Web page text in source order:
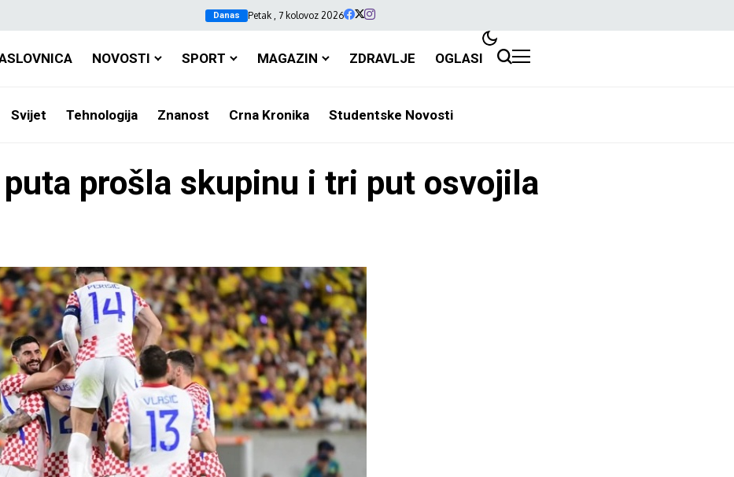
Danas Petak , 7 kolovoz 2026
NOVOSTI SPORT MAGAZIN ZDRAVLJE OGLASI
Svijet Tehnologija Znanost Crna Kronika Studentske Novosti
prošla skupinu i tri put osvojila